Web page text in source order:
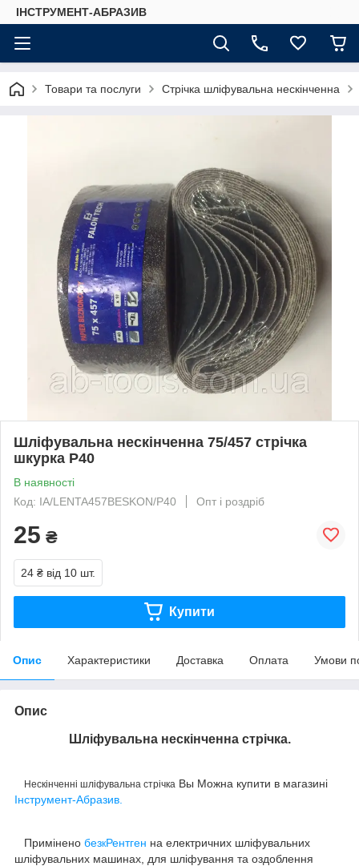
ІНСТРУМЕНТ-АБРАЗИВ
Товари та послуги Стрічка шліфувальна нескінченна
Шліфувальна нескінченна 75/457 стрічка
шкурка Р40
В наявності
Код: IA/LENTA457BESKON/P40
Опт і роздріб
25 ₴
24 ₴ від 10 шт.
Купити
Опис Характеристики Доставка Оплата Умови
Опис
Шліфувальна нескінченна стрічка.
Нескінченні шліфувальна стрічка Вы Можна купити в магазині
Інструмент-Абразив.
Примінено безкРентген на електричних шліфувальних
шліфувальних машинах, для шліфування та оздоблення